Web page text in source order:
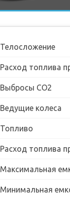
Телосложение
Расход топлива
Выбросы CO2
Ведущие колеса
Топливо
Расход топлива
Максимальная
Минимальная